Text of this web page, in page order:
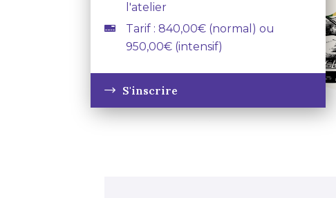
l'atelier
Tarif : 840,00€ (normal) ou
950,00€ (intensif)
S'inscrire